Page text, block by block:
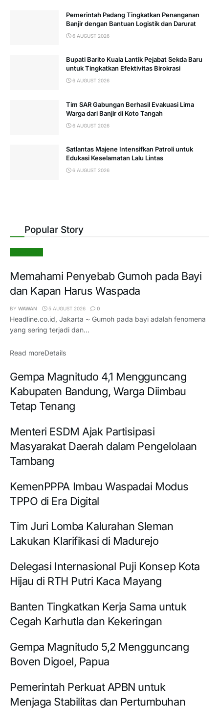
Pemerintah Padang Tingkatkan Penanganan
Banjir dengan Bantuan Logistik dan Darurat
6 AUGUST 2026
Bupati Barito Kuala Lantik Pejabat Sekda Baru
untuk Tingkatkan Efektivitas Birokrasi
6 AUGUST 2026
Tim SAR Gabungan Berhasil Evakuasi Lima
Warga dari Banjir di Koto Tangah
6 AUGUST 2026
Satlantas Majene Intensifkan Patroli untuk
Edukasi Keselamatan Lalu Lintas
6 AUGUST 2026
Popular Story
Memahami Penyebab Gumoh pada Bayi
dan Kapan Harus Waspada
BY WAWAN 5 AUGUST 2026 0
Headline.co.id, Jakarta ~ Gumoh pada bayi adalah fenomena
yang sering terjadi dan...
Read moreDetails
Gempa Magnitudo 4,1 Mengguncang
Kabupaten Bandung, Warga Diimbau
Tetap Tenang
Menteri ESDM Ajak Partisipasi
Masyarakat Daerah dalam Pengelolaan
Tambang
KemenPPPA Imbau Waspadai Modus
TPPO di Era Digital
Tim Juri Lomba Kalurahan Sleman
Lakukan Klarifikasi di Madurejo
Delegasi Internasional Puji Konsep Kota
Hijau di RTH Putri Kaca Mayang
Banten Tingkatkan Kerja Sama untuk
Cegah Karhutla dan Kekeringan
Gempa Magnitudo 5,2 Mengguncang
Boven Digoel, Papua
Pemerintah Perkuat APBN untuk
Menjaga Stabilitas dan Pertumbuhan